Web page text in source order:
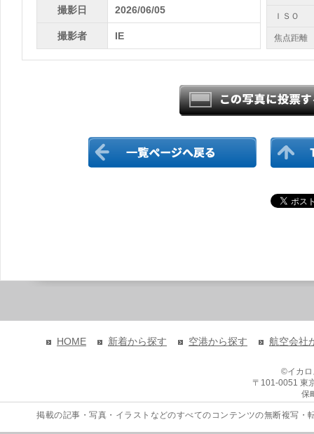
撮影日 2026/06/05
撮影者 IE
ＩＳＯ
焦点距離
HOME 新着から探す 空港から探す 航空会社
©イカ
〒101-0051 東
保
掲載の記事・写真・イラストなどのすべてのコンテンツの無断複